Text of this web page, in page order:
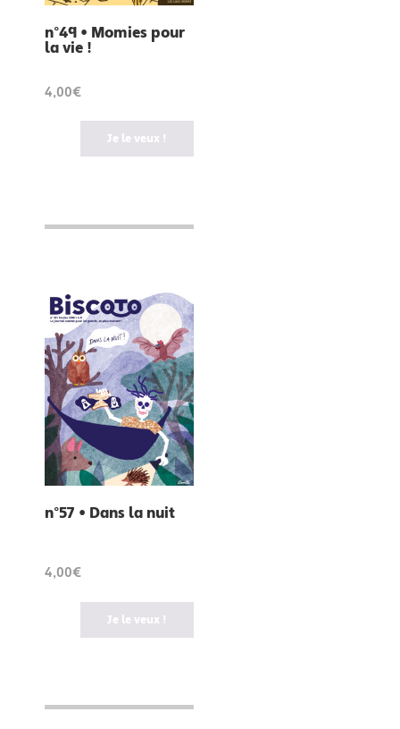
n°49 • Momies pour
la vie !
4,00€
Je le veux !
n°57 • Dans la nuit
4,00€
Je le veux !